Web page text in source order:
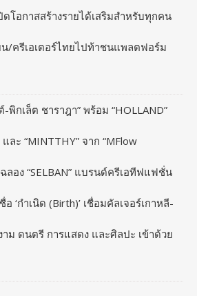
ดโอกาสสร้างรายได้เสริมสำหรับทุกคน
/ครีเอเตอร์ไทยไปท้าชนแพลตฟอร์ม
พิกเล็ต ชาราฎา” พร้อม “HOLLAND”
ะ “MINTTHY” จาก “MFlow
ลอง “SELBAN” แบรนด์ครีเอทีฟแฟชั่น
‘กำเนิด (Birth)’ เชื่อมคัลเจอร์เกาหลี-
ม ดนตรี การแสดง และศิลปะ เข้าด้วย